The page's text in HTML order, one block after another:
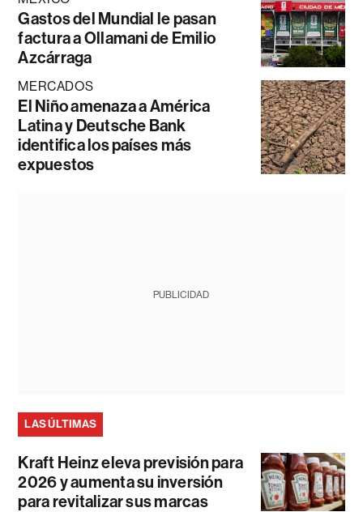
Gastos del Mundial le pasan
factura a Ollamani de Emilio
Azcárraga
MERCADOS
El Niño amenaza a América
Latina y Deutsche Bank
identifica los países más
expuestos
PUBLICIDAD
LAS ÚLTIMAS
Kraft Heinz eleva previsión para
2026 y aumenta su inversión
para revitalizar sus marcas